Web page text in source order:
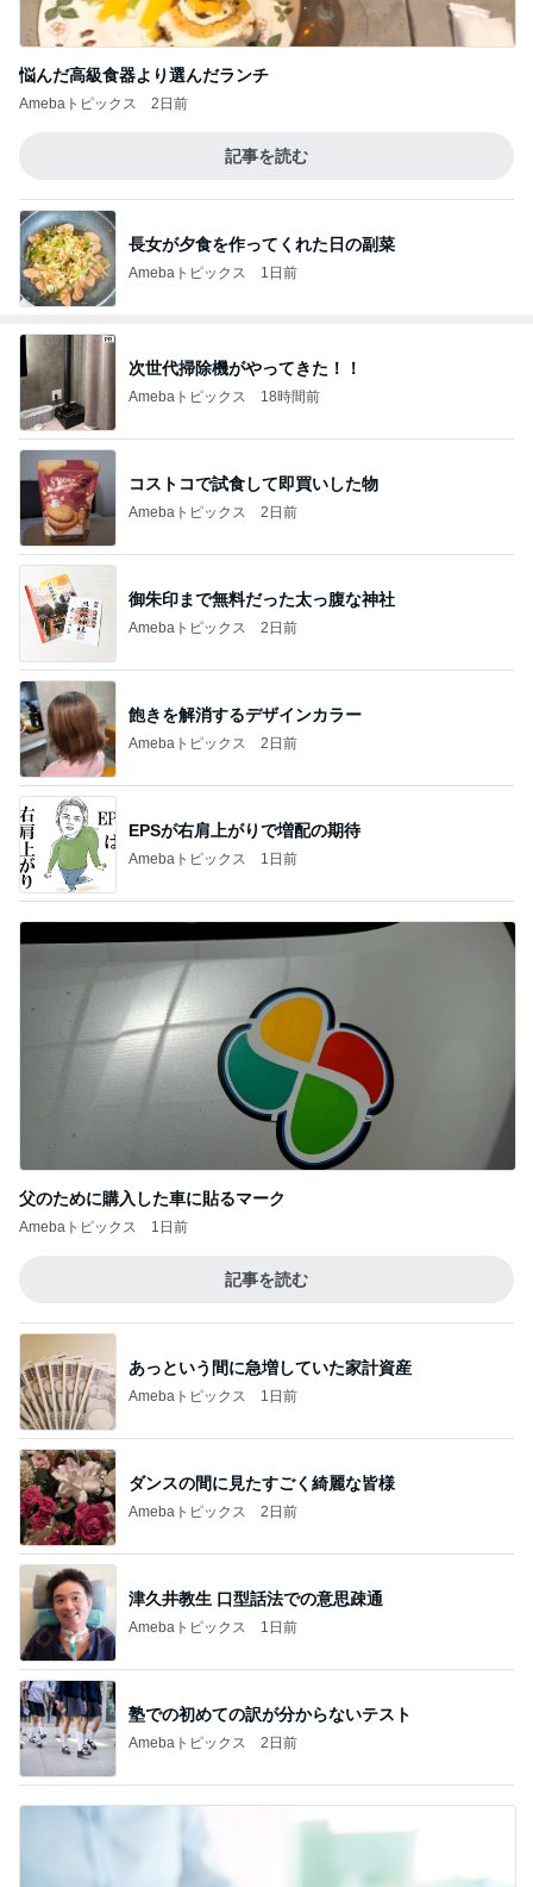
悩んだ高級食器より選んだランチ
Amebaトピックス 2日前
記事を読む
長女が夕食を作ってくれた日の副菜
Amebaトピックス 1日前
次世代掃除機がやってきた！！
Amebaトピックス 18時間前
コストコで試食して即買いした物
Amebaトピックス 2日前
御朱印まで無料だった太っ腹な神社
Amebaトピックス 2日前
飽きを解消するデザインカラー
Amebaトピックス 2日前
EPSが右肩上がりで増配の期待
Amebaトピックス 1日前
父のために購入した車に貼るマーク
Amebaトピックス 1日前
記事を読む
あっという間に急増していた家計資産
Amebaトピックス 1日前
ダンスの間に見たすごく綺麗な皆様
Amebaトピックス 2日前
津久井教生 口型話法での意思疎通
Amebaトピックス 1日前
塾での初めての訳が分からないテスト
Amebaトピックス 2日前